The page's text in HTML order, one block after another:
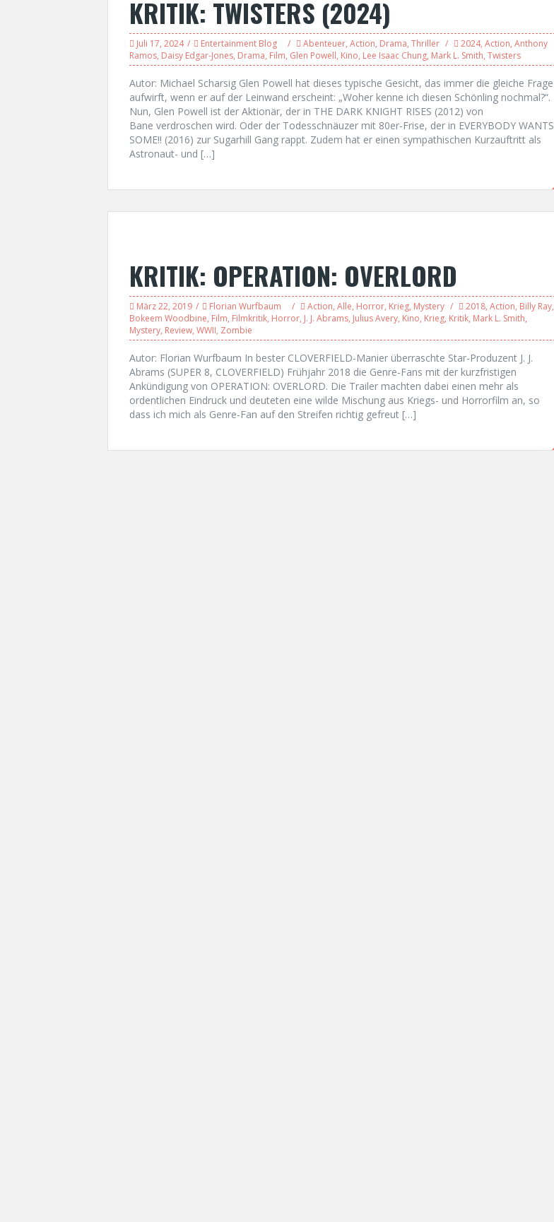
KRITIK: TWISTERS (2024)
Juli 17, 2024 Entertainment Blog Abenteuer, Action, Drama, Thriller 2024, Action, Anthony
Ramos, Daisy Edgar-Jones, Drama, Film, Glen Powell, Kino, Lee Isaac Chung, Mark L. Smith, Twisters
Autor: Michael Scharsig Glen Powell hat dieses typische Gesicht, das immer die gleiche Frage
aufwirft, wenn er auf der Leinwand erscheint: „Woher kenne ich diesen Schönling nochmal?“.
Nun, Glen Powell ist der Aktionär, der in THE DARK KNIGHT RISES (2012) von
Bane verdroschen wird. Oder der Todesschnäuzer mit 80er-Frise, der in EVERYBODY WANTS
SOME!! (2016) zur Sugarhill Gang rappt. Zudem hat er einen sympathischen Kurzauftritt als
Astronaut- und […]
KRITIK: OPERATION: OVERLORD
März 22, 2019 Florian Wurfbaum Action, Alle, Horror, Krieg, Mystery 2018, Action, Billy Ray,
Bokeem Woodbine, Film, Filmkritik, Horror, J. J. Abrams, Julius Avery, Kino, Krieg, Kritik, Mark L. Smith,
Mystery, Review, WWII, Zombie
Autor: Florian Wurfbaum In bester CLOVERFIELD-Manier überraschte Star-Produzent J. J.
Abrams (SUPER 8, CLOVERFIELD) Frühjahr 2018 die Genre-Fans mit der kurzfristigen
Ankündigung von OPERATION: OVERLORD. Die Trailer machten dabei einen mehr als
ordentlichen Eindruck und deuteten eine wilde Mischung aus Kriegs- und Horrorfilm an, so
dass ich mich als Genre-Fan auf den Streifen richtig gefreut […]